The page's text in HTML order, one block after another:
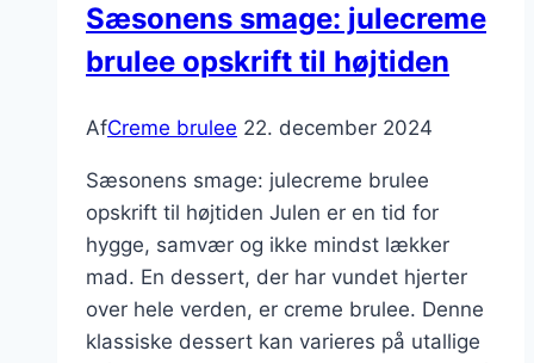
varm
crème
Sæsonens smage: julecreme
brulee opskrift til højtiden
AfCreme brulee 22. december 2024
Sæsonens smage: julecreme brulee
opskrift til højtiden Julen er en tid for
hygge, samvær og ikke mindst lækker
mad. En dessert, der har vundet hjerter
over hele verden, er creme brulee. Denne
klassiske dessert kan varieres på utallige